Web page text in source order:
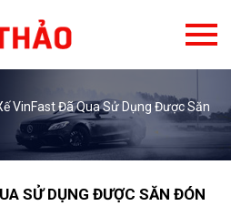
VinFast Đã Qua Sử Dụng Được Săn
SỬ DỤNG ĐƯỢC SĂN ĐÓN